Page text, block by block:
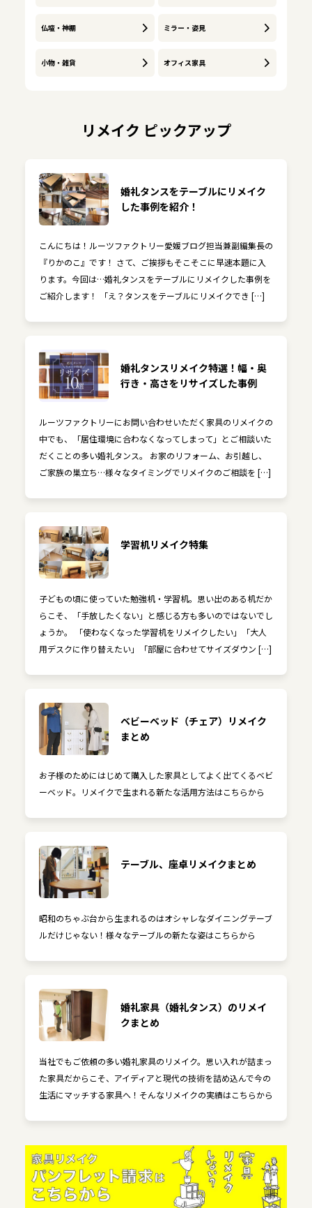
仏壇・神棚 ミラー・姿見
小物・雑貨 オフィス家具
リメイク ピックアップ
婚礼タンスをテーブルにリメイク
した事例を紹介！
こんにちは！ルーツファクトリー愛媛ブログ担当兼副編集長の
『りかのこ』です！ さて、ご挨拶もそこそこに早速本題に入
ります。今回は…婚礼タンスをテーブルにリメイクした事例を
ご紹介します！ 「え？タンスをテーブルにリメイクでき […]
婚礼タンスリメイク特選！幅・奥
行き・高さをリサイズした事例
ルーツファクトリーにお問い合わせいただく家具のリメイクの
中でも、「居住環境に合わなくなってしまって」とご相談いた
だくことの多い婚礼タンス。 お家のリフォーム、お引越し、
ご家族の巣立ち…様々なタイミングでリメイクのご相談を […]
学習机リメイク特集
子どもの頃に使っていた勉強机・学習机。思い出のある机だか
らこそ、「手放したくない」と感じる方も多いのではないでし
ょうか。 「使わなくなった学習机をリメイクしたい」「大人
用デスクに作り替えたい」「部屋に合わせてサイズダウン […]
ベビーベッド（チェア）リメイク
まとめ
お子様のためにはじめて購入した家具としてよく出てくるベビ
ーベッド。リメイクで生まれる新たな活用方法はこちらから
テーブル、座卓リメイクまとめ
昭和のちゃぶ台から生まれるのはオシャレなダイニングテーブ
ルだけじゃない！様々なテーブルの新たな姿はこちらから
婚礼家具（婚礼タンス）のリメイ
クまとめ
当社でもご依頼の多い婚礼家具のリメイク。思い入れが詰まっ
た家具だからこそ、アイディアと現代の技術を詰め込んで今の
生活にマッチする家具へ！そんなリメイクの実績はこちらから